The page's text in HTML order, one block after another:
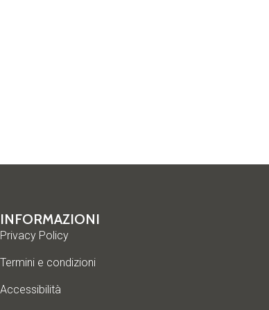
INFORMAZIONI
Privacy Policy
Termini e condizioni
Accessibilità